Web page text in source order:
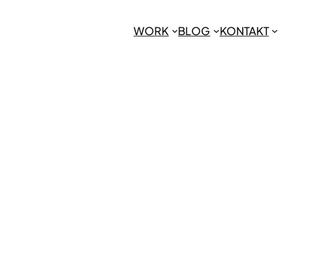
WORK BLOG KONTAKT